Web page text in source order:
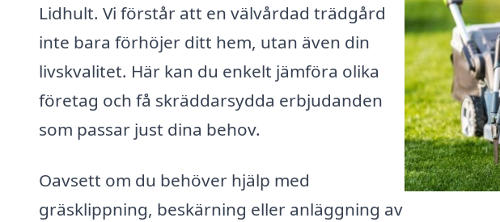
Lidhult. Vi förstår att en välvårdad trädgård
inte bara förhöjer ditt hem, utan även din
livskvalitet. Här kan du enkelt jämföra olika
företag och få skräddarsydda erbjudanden
som passar just dina behov.
Oavsett om du behöver hjälp med
gräsklippning, beskärning eller anläggning av